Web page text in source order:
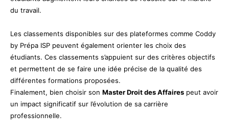
du travail.
Les classements disponibles sur des plateformes comme Coddy
by Prépa ISP peuvent également orienter les choix des
étudiants. Ces classements s’appuient sur des critères objectifs
et permettent de se faire une idée précise de la qualité des
différentes formations proposées.
Finalement, bien choisir son Master Droit des Affaires peut avoir
un impact significatif sur l’évolution de sa carrière
professionnelle.